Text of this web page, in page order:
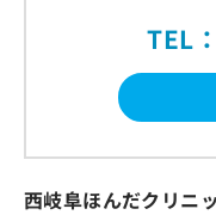
TEL：
西岐阜ほんだクリニ